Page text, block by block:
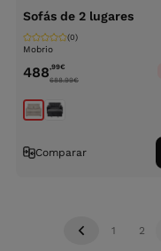
Sofás de 2 lugares
Mobrio
(0)
488,99€
688.99€
Comparar
1 2